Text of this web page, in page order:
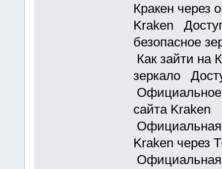
Кракен
Kraken
безопасное
Как зайти на
зеркало
Официальное
сайта Kraken
Официальная
Kraken через
Официальная